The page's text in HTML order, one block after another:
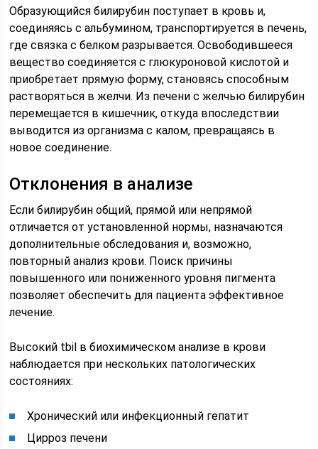
Образующийся билирубин поступает в кровь и,
соединяясь с альбумином, транспортируется в печень,
где связка с белком разрывается. Освободившееся
вещество соединяется с глюкуроновой кислотой и
приобретает прямую форму, становясь способным
растворяться в желчи. Из печени с желчью билирубин
перемещается в кишечник, откуда впоследствии
выводится из организма с калом, превращаясь в
новое соединение.
Отклонения в анализе
Если билирубин общий, прямой или непрямой
отличается от установленной нормы, назначаются
дополнительные обследования и, возможно,
повторный анализ крови. Поиск причины
повышенного или пониженного уровня пигмента
позволяет обеспечить для пациента эффективное
лечение.
Высокий tbil в биохимическом анализе в крови
наблюдается при нескольких патологических
состояниях:
Хронический или инфекционный гепатит
Цирроз печени